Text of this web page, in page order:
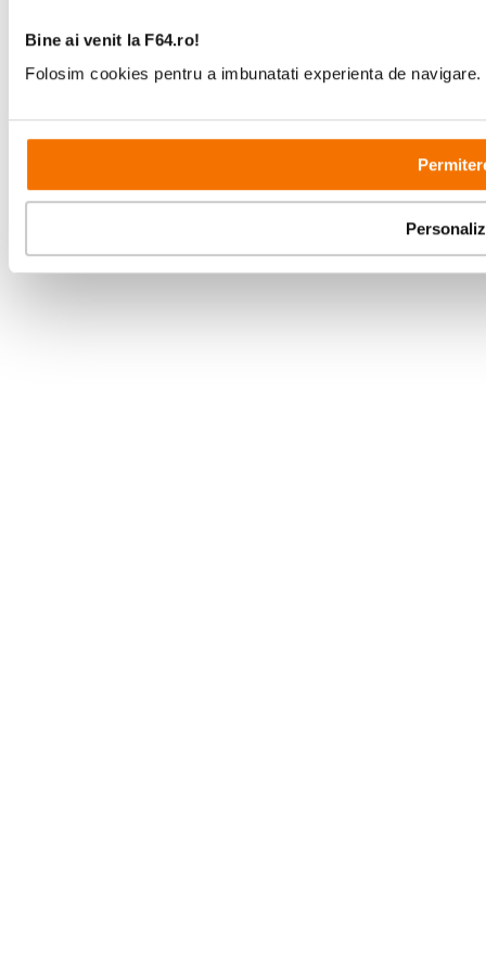
Bine ai venit la F64.ro!
Folosim cookies pentru a imbunatati experienta de
Copyright © F64 2001 - 2026